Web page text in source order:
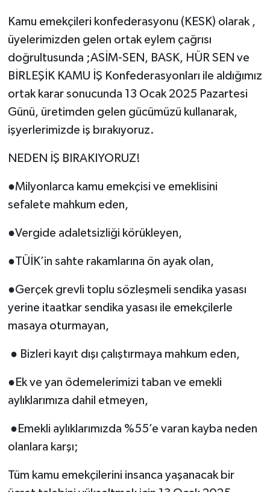
Kamu emekçileri konfederasyonu (KESK) olarak ,
üyelerimizden gelen ortak eylem çağrısı
doğrultusunda ;ASİM-SEN, BASK, HÜR SEN ve
BİRLEŞİK KAMU İŞ Konfederasyonları ile aldığımız
ortak karar sonucunda 13 Ocak 2025 Pazartesi
Günü, üretimden gelen gücümüzü kullanarak,
işyerlerimizde iş bırakıyoruz.
NEDEN İŞ BIRAKIYORUZ!
●Milyonlarca kamu emekçisi ve emeklisini
sefalete mahkum eden,
●Vergide adaletsizliği körükleyen,
●TÜİK’in sahte rakamlarına ön ayak olan,
●Gerçek grevli toplu sözleşmeli sendika yasası
yerine itaatkar sendika yasası ile emekçilerle
masaya oturmayan,
● Bizleri kayıt dışı çalıştırmaya mahkum eden,
●Ek ve yan ödemelerimizi taban ve emekli
aylıklarımıza dahil etmeyen,
●Emekli aylıklarımızda %55’e varan kayba neden
olanlara karşı;
Tüm kamu emekçilerini insanca yaşanacak bir